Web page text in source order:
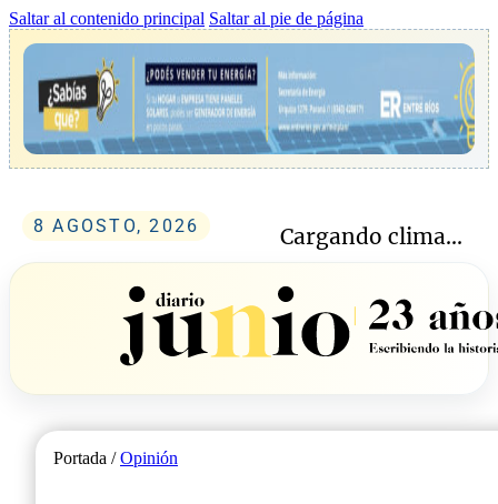
Saltar al contenido principal Saltar al pie de página
8 AGOSTO, 2026 Cargando clima...
Portada /Opinión